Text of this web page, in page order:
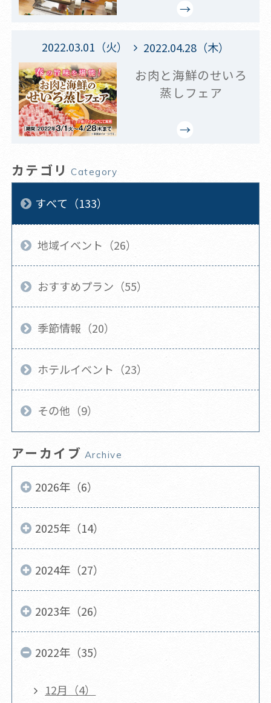
2022.03.01（火） 2022.04.28（木）
お肉と海鮮のせいろ
蒸しフェア
カテゴリ Category
すべて（133）
地域イベント（26）
おすすめプラン（55）
季節情報（20）
ホテルイベント（23）
その他（9）
アーカイブ Archive
2026年（6）
2025年（14）
2024年（27）
2023年（26）
2022年（35）
12月（4）